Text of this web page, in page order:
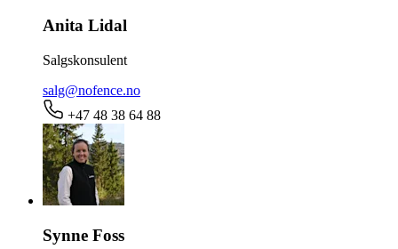
Anita Lidal
Salgskonsulent
salg@nofence.no
+47 48 38 64 88
Synne Foss